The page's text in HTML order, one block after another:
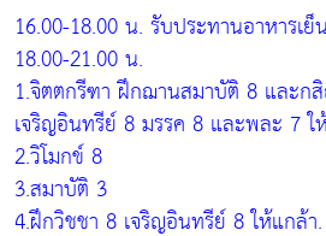
16.00-18.00 น. รับประทานอาหารเ
18.00-21.00 น.
1.จิตตกรีฑา ฝึกฌานสมาบัติ 8 และ
เจริญอินทรีย์ 8 มรรค 8 และพละ 7 ใ
2.วิโมกข์ 8
3.สมาบัติ 3
4.ฝึกวิชชา 8 เจริญอินทรีย์ 8 ให้แกล้า.